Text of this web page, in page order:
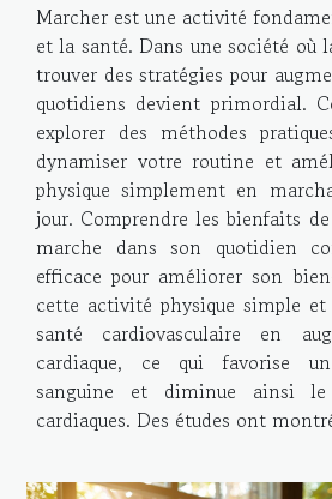
Marcher est une activité
et la santé. Dans une société où
trouver des stratégies pour
quotidiens devient primordial.
explorer des méthodes
dynamiser votre routine et
physique simplement en
jour. Comprendre les bienfaits
marche dans son quotidien
efficace pour améliorer son
cette activité physique simple
santé cardiovasculaire en
cardiaque, ce qui favorise
sanguine et diminue ainsi
cardiaques. Des études ont